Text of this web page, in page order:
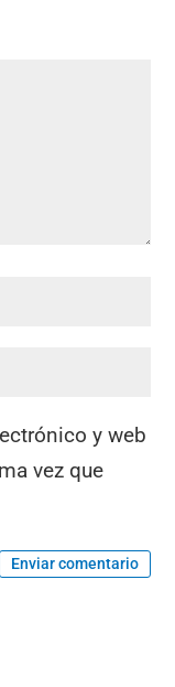
y web
vez que
Enviar comentario